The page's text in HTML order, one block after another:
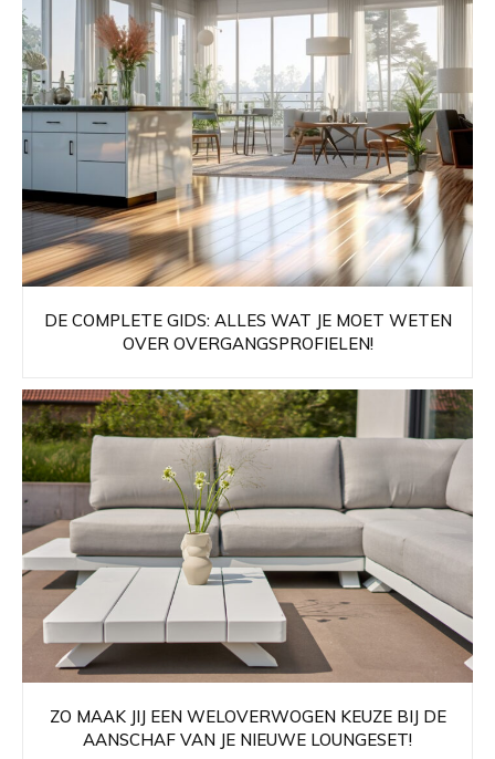
DE COMPLETE GIDS: ALLES WAT JE MOET WETEN
OVER OVERGANGSPROFIELEN!
ZO MAAK JIJ EEN WELOVERWOGEN KEUZE BIJ DE
AANSCHAF VAN JE NIEUWE LOUNGESET!